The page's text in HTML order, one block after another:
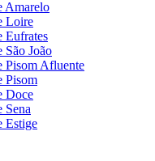
Amarelo
Loire
Eufrates
São João
Pisom Afluente
Pisom
Doce
Sena
Estige